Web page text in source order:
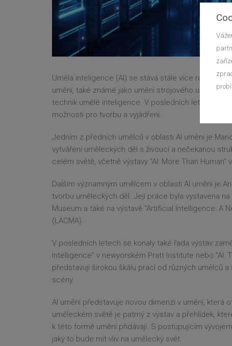
Umělá inteligence (AI) se stává stále více
umění, také známé jako umění strojového učení
technik umělé inteligence. V posledních letech
možnosti pro tvorbu a vyjádření.
Jedním z předních umělců v oblasti AI umění je
vytváření uměleckých děl s živoucí a nečekanou
celém světě, včetně výstavy "AI: More Than Human"
Dalším významným umělcem v oblasti AI umění je
tvorbu uměleckých děl. Její práce byla vystavena
Museum a také na výstavě "Artificial Intelligence: A
(LACMA).
V posledních letech se konaly také řada výstav
Intelligence" v newyorském Pratt Institute nebo "AI:
představují širokou škálu prací od různých umělců
scény.
AI umění představuje novou dimenzi v umění,
uměleckém světě je patrný z výstav a přehlídek,
k této formě umění přidávají. S postupujícím
jaký to bude mít vliv na umělecký svět.